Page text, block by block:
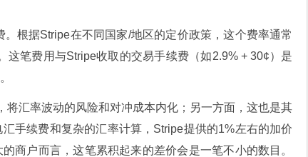
。根据Stripe在不同国家/地区的定价政策，这个费率通常
笔费用与Stripe收取的交易手续费（如2.9% + 30¢）是
将汇率波动的风险和对冲成本内化；另一方面，这也是其
手续费和复杂的汇率计算，Stripe提供的1%左右的加价
商户而言，这笔累积起来的差价会是一笔不小的数目。